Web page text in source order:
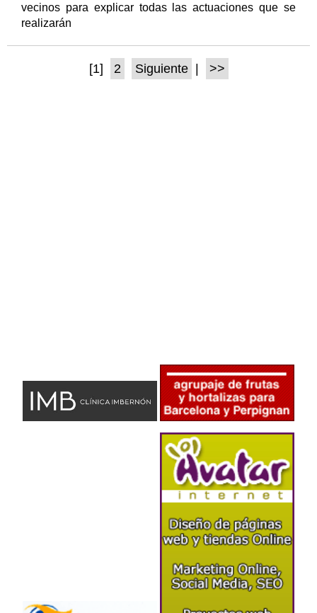
vecinos para explicar todas las actuaciones que se
realizarán
[1] 2 Siguiente | >>